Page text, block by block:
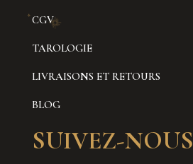
CGV
TAROLOGIE
LIVRAISONS ET RETOURS
BLOG
SUIVEZ-NOUS